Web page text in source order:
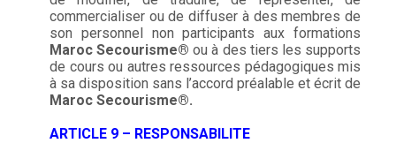
commercialiser ou de diffuser à des membres de
son personnel non participants aux formations
Maroc Secourisme® ou à des tiers les supports
de cours ou autres ressources pédagogiques mis
à sa disposition sans l’accord préalable et écrit de
Maroc Secourisme®.
ARTICLE 9 – RESPONSABILITE